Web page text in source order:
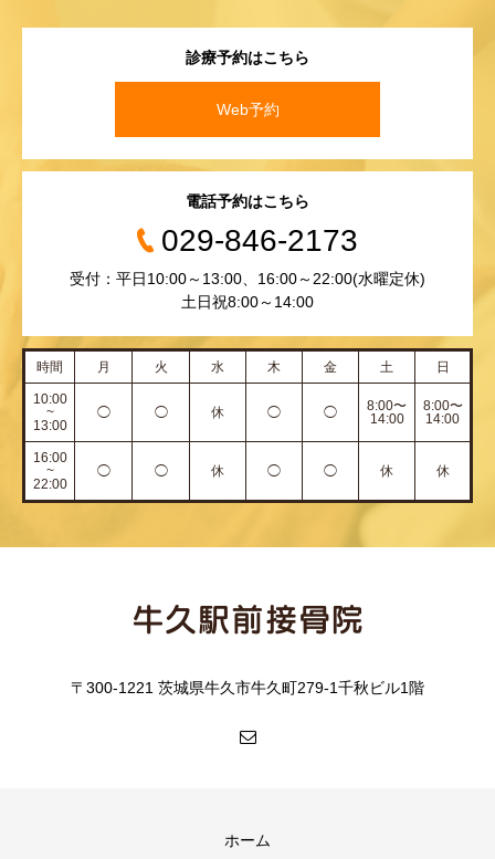
診療予約はこちら
Web予約
電話予約はこちら
029-846-2173
受付：平日10:00～13:00、16:00～22:00(水曜定休)
土日祝8:00～14:00
時間 月 火 水 木 金 土 日
10:00
~
13:00
◯ ◯ 休 ◯ ◯
8:00〜
14:00
8:00〜
14:00
16:00
~
22:00
◯ ◯ 休 ◯ ◯ 休 休
〒300-1221 茨城県牛久市牛久町279-1千秋ビル1階
ホーム